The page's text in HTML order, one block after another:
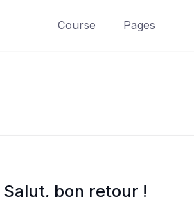
Course Pages
Salut, bon retour !